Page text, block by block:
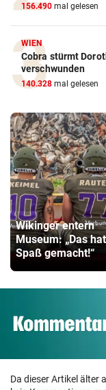
156.490 mal gelesen
WIEN
Cobra stürmt
verschwunden
140.328 mal gelesen
Wikinger entern
Museum: „Das hat
Spaß gemacht!“
Da dieser Artikel älter